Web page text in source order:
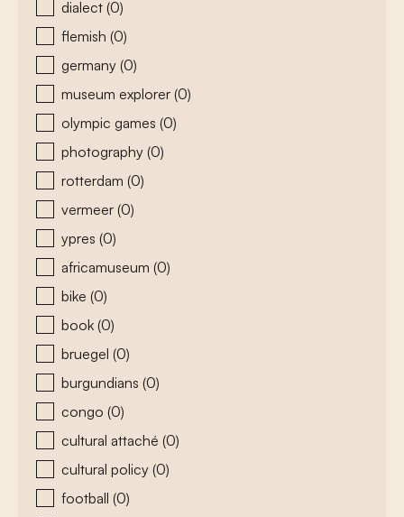
dialect (0)
flemish (0)
germany (0)
museum explorer (0)
olympic games (0)
photography (0)
rotterdam (0)
vermeer (0)
ypres (0)
africamuseum (0)
bike (0)
book (0)
bruegel (0)
burgundians (0)
congo (0)
cultural attaché (0)
cultural policy (0)
football (0)